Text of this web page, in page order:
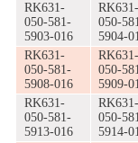
RK631-
050-581-
5903-016
RK631-
050-
5904-
RK631-
050-581-
5908-016
RK631-
050-
5909-
RK631-
050-581-
5913-016
RK631-
050-
5914-